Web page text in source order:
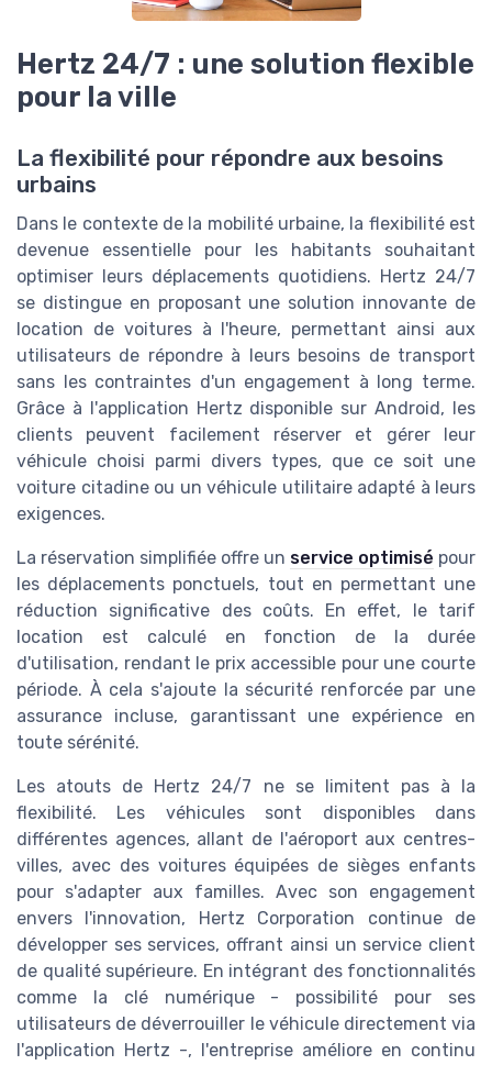
Hertz 24/7 : une solution flexible
pour la ville
La flexibilité pour répondre aux besoins
urbains
Dans le contexte de la mobilité urbaine, la flexibilité est
devenue essentielle pour les habitants souhaitant
optimiser leurs déplacements quotidiens. Hertz 24/7
se distingue en proposant une solution innovante de
location de voitures à l'heure, permettant ainsi aux
utilisateurs de répondre à leurs besoins de transport
sans les contraintes d'un engagement à long terme.
Grâce à l'application Hertz disponible sur Android, les
clients peuvent facilement réserver et gérer leur
véhicule choisi parmi divers types, que ce soit une
voiture citadine ou un véhicule utilitaire adapté à leurs
exigences.
La réservation simplifiée offre un service optimisé pour
les déplacements ponctuels, tout en permettant une
réduction significative des coûts. En effet, le tarif
location est calculé en fonction de la durée
d'utilisation, rendant le prix accessible pour une courte
période. À cela s'ajoute la sécurité renforcée par une
assurance incluse, garantissant une expérience en
toute sérénité.
Les atouts de Hertz 24/7 ne se limitent pas à la
flexibilité. Les véhicules sont disponibles dans
différentes agences, allant de l'aéroport aux centres-
villes, avec des voitures équipées de sièges enfants
pour s'adapter aux familles. Avec son engagement
envers l'innovation, Hertz Corporation continue de
développer ses services, offrant ainsi un service client
de qualité supérieure. En intégrant des fonctionnalités
comme la clé numérique - possibilité pour ses
utilisateurs de déverrouiller le véhicule directement via
l'application Hertz -, l'entreprise améliore en continu